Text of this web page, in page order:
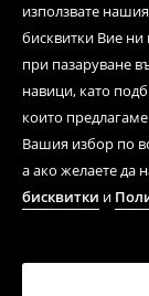
използвате
бисквитки Вие ни
при пазаруване
навици, като
които
Вашия избор по
а ако желаете да
бисквитки и